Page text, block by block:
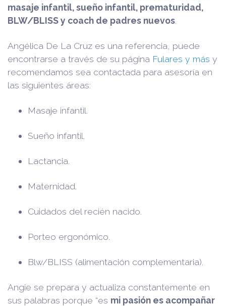
masaje infantil, sueño infantil, prematuridad,
BLW/BLISS y coach de padres nuevos
Angélica De La Cruz es una referencia, puede
encontrarse a través de su página Fulares y más y
recomendamos sea contactada para asesoría en
las siguientes áreas:
Masaje infantil.
Sueño infantil.
Lactancia.
Maternidad.
Cuidados del recién nacido.
Porteo ergonómico.
Blw/BLISS (alimentación complementaria).
Angie se prepara y actualiza constantemente en
sus palabras porque “es mi pasión es acompañar